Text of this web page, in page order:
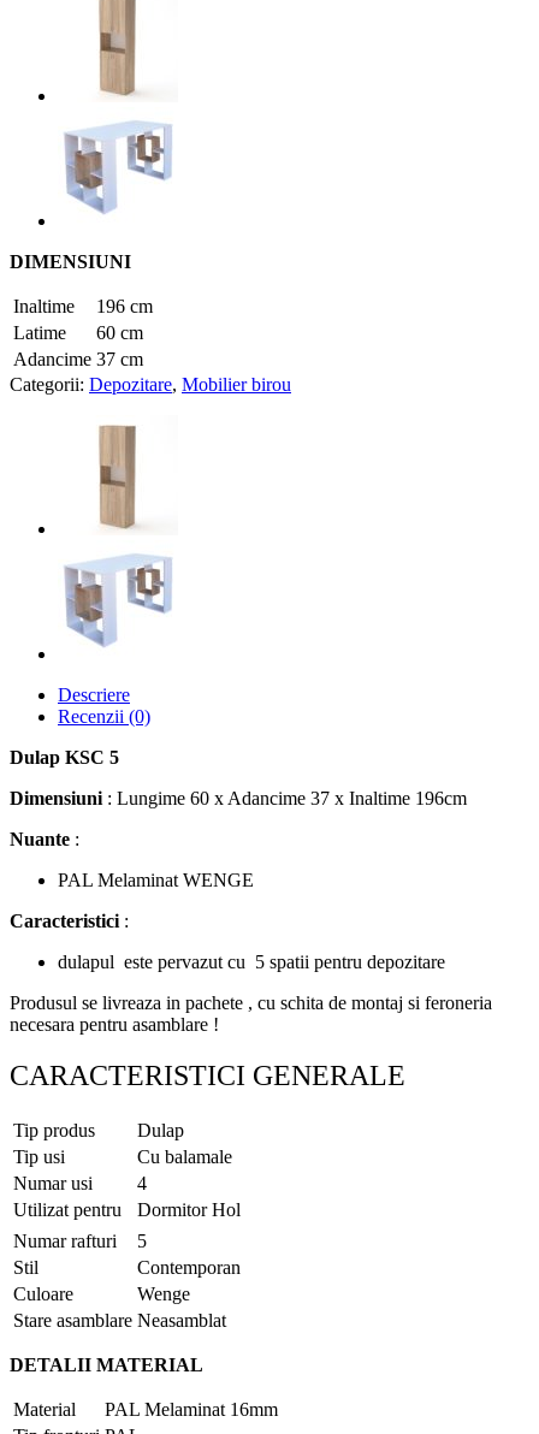
DIMENSIUNI
Inaltime
196 cm
Latime
60 cm
Adancime 37 cm
Categorii: Depozitare, Mobilier birou
Descriere
Recenzii (0)
Dulap KSC 5
Dimensiuni: Lungime 60 x Adancime 37 x Inaltime 196cm
Nuante :
PAL Melaminat WENGE
Caracteristici:
dulapul este pervazut cu 5 spatii pentru depozitare
Produsul se livreaza in pachete , cu schita de montaj si feroneria
necesara pentru asamblare !
CARACTERISTICI GENERALE
Tip produs
Dulap
Tip usi
Cu balamale
Numar usi
4
Utilizat pentru
Dormitor Hol
Numar rafturi
5
Stil
Contemporan
Culoare
Wenge
Stare asamblare Neasamblat
DETALII MATERIAL
Material
PAL Melaminat 16mm